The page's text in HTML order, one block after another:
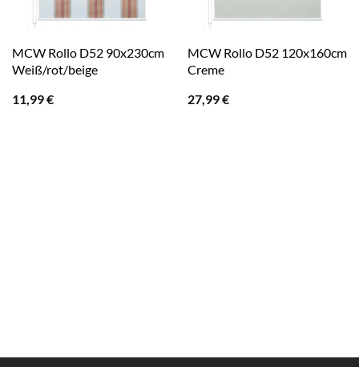
MCW Rollo D52 90x230cm
Weiß/rot/beige
11,99€
MCW Rollo D52 120x160cm
Creme
27,99€